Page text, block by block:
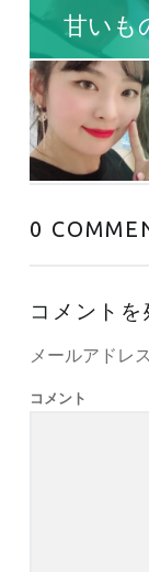
甘いも
0
コメントを
メールアドレ
コメント